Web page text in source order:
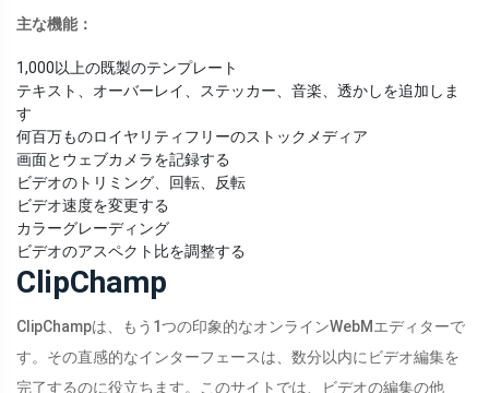
主な機能：
1,000以上の既製のテンプレート
テキスト、オーバーレイ、ステッカー、音楽、透かしを追加しま
す
何百万ものロイヤリティフリーのストックメディア
画面とウェブカメラを記録する
ビデオのトリミング、回転、反転
ビデオ速度を変更する
カラーグレーディング
ビデオのアスペクト比を調整する
ClipChamp
ClipChampは、もう1つの印象的なオンラインWebMエディターで
す。その直感的なインターフェースは、数分以内にビデオ編集を
完了するのに役立ちます。このサイトでは、ビデオの編集の他